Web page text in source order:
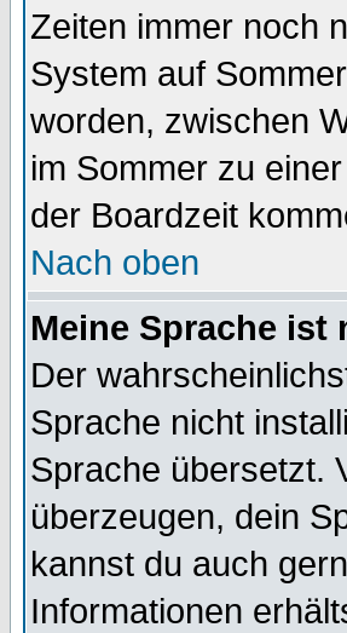
Zeiten immer noch
System auf
worden, zwischen
im Sommer zu
der Boardzeit
Nach oben
Meine Sprache
Der
Sprache nicht
Sprache übersetzt.
überzeugen, dein
kannst du auch
Informationen